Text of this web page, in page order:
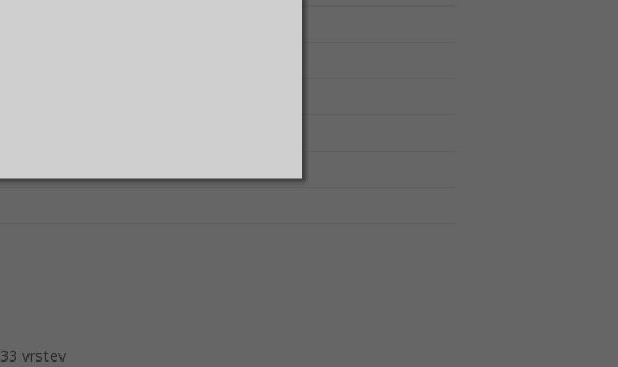
33 vrstev